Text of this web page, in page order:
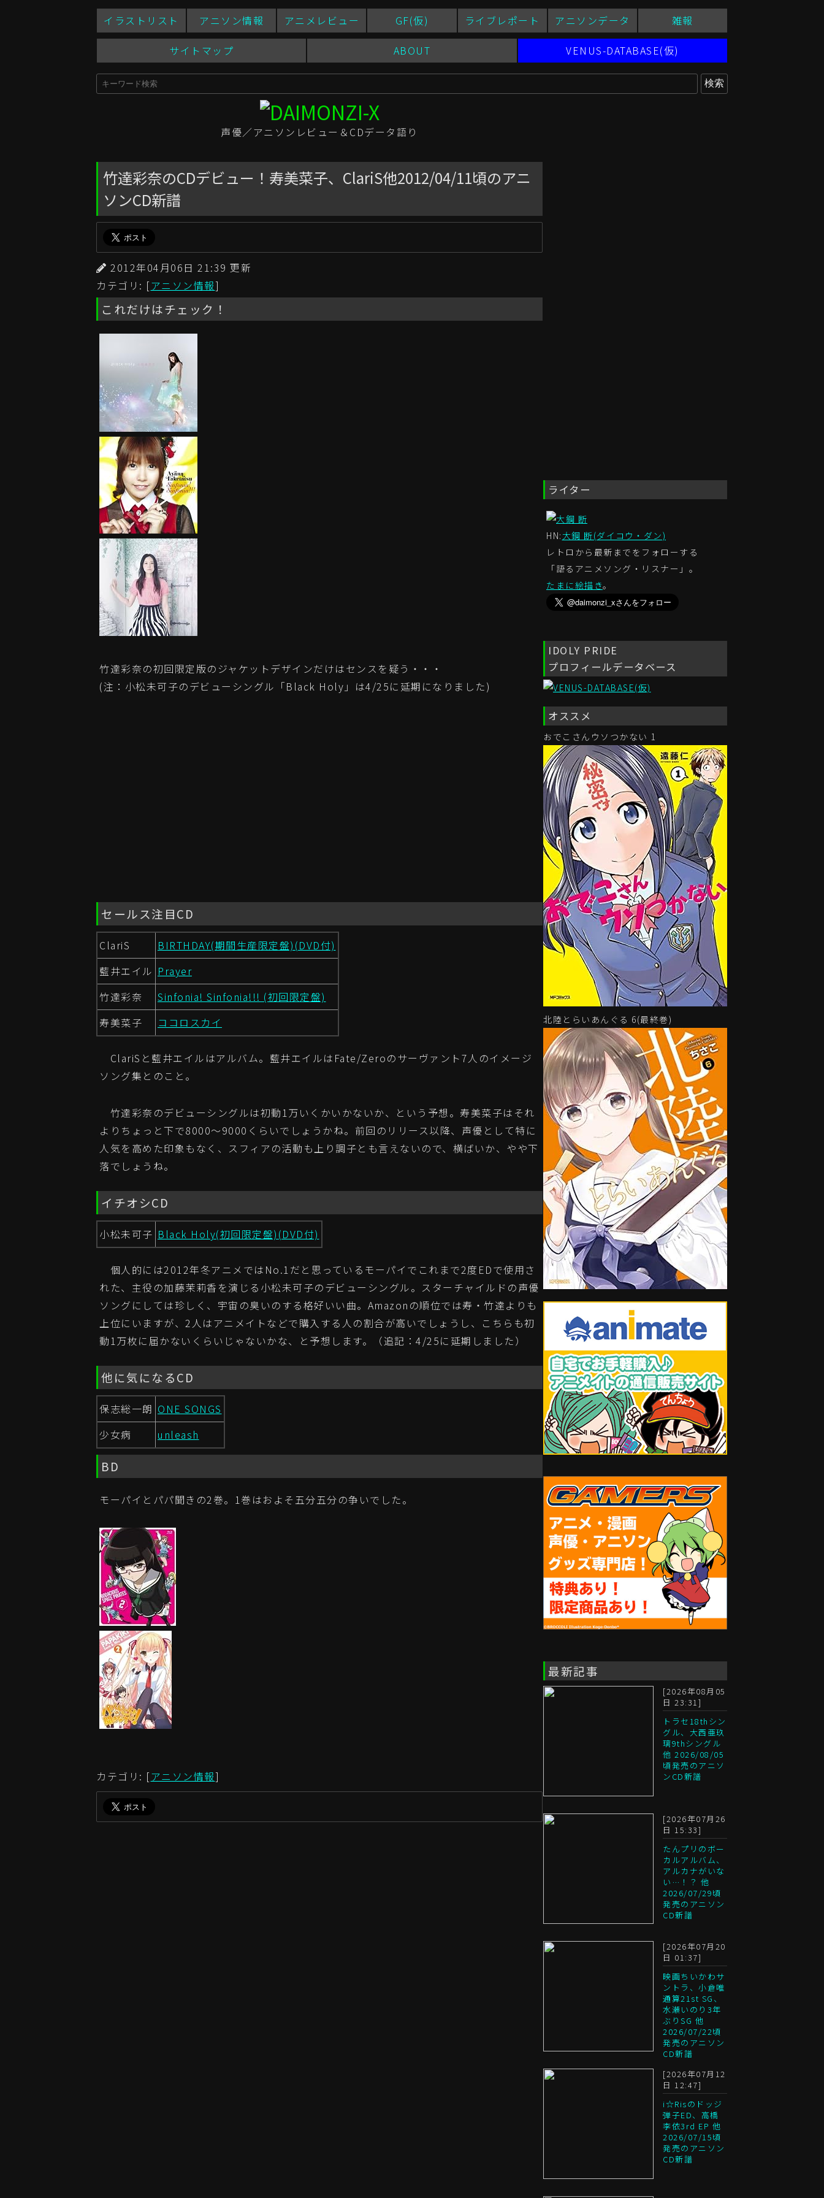
イラストリスト アニソン情報 アニメレビュー GF(仮) ライブレポート アニソンデータ 雑報
サイトマップ ABOUT VENUS-DATABASE(仮)
声優／アニソンレビュー＆CDデータ語り
竹達彩奈のCDデビュー！寿美菜子、ClariS他2012/04/11頃のアニ
ソンCD新譜
2012年04月06日 21:39 更新
カテゴリ: [アニソン情報]
これだけはチェック！
竹達彩奈の初回限定版のジャケットデザインだけはセンスを疑う・・・
(注：小松未可子のデビューシングル「Black Holy」は4/25に延期になりました)
セールス注目CD
ClariS
BIRTHDAY(期間生産限定盤)(DVD付)
藍井エイル Prayer
竹達彩奈
Sinfonia! Sinfonia!!! (初回限定盤)
寿美菜子
ココロスカイ
ClariSと藍井エイルはアルバム。藍井エイルはFate/Zeroのサーヴァント7人のイメージ
ソング集とのこと。
竹達彩奈のデビューシングルは初動1万いくかいかないか、という予想。寿美菜子はそれ
よりちょっと下で8000～9000くらいでしょうかね。前回のリリース以降、声優として特に
人気を高めた印象もなく、スフィアの活動も上り調子とも言えないので、横ばいか、やや下
落でしょうね。
イチオシCD
小松未可子 Black Holy(初回限定盤)(DVD付)
個人的には2012年冬アニメではNo.1だと思っているモーパイでこれまで2度EDで使用さ
れた、主役の加藤茉莉香を演じる小松未可子のデビューシングル。スターチャイルドの声優
ソングにしては珍しく、宇宙の臭いのする格好いい曲。Amazonの順位では寿・竹達よりも
上位にいますが、2人はアニメイトなどで購入する人の割合が高いでしょうし、こちらも初
動1万枚に届かないくらいじゃないかな、と予想します。（追記：4/25に延期しました）
他に気になるCD
保志総一朗 ONE SONGS
少女病
unleash
BD
モーパイとパパ聞きの2巻。1巻はおよそ五分五分の争いでした。
カテゴリ: [アニソン情報]
ライター
HN: 大鋼 断(ダイコウ・ダン)
レトロから最新までをフォローする
「語るアニメソング・リスナー」。
たまに絵描き。
IDOLY PRIDE
プロフィールデータベース
オススメ
おでこさんウソつかない 1
北陸とらいあんぐる 6(最終巻)
最新記事
[2026年08月05
日 23:31]
トラセ18thシン
グル、大西亜玖
璃9thシングル
他 2026/08/05
頃発売のアニソ
ンCD新譜
[2026年07月26
日 15:33]
たんプリのボー
カルアルバム、
アルカナがいな
い…！？ 他
2026/07/29頃
発売のアニソン
CD新譜
[2026年07月20
日 01:37]
映画ちいかわサ
ントラ、小倉唯
通算21st SG、
水瀬いのり3年
ぶりSG 他
2026/07/22頃
発売のアニソン
CD新譜
[2026年07月12
日 12:47]
i☆Risのドッジ
弾子ED、高橋
李依3rd EP 他
2026/07/15頃
発売のアニソン
CD新譜